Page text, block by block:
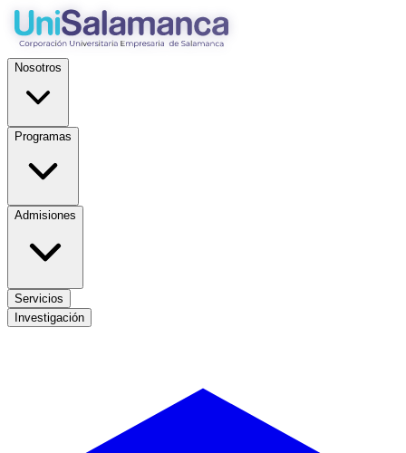
Nosotros
Programas
Admisiones
Servicios
Investigación